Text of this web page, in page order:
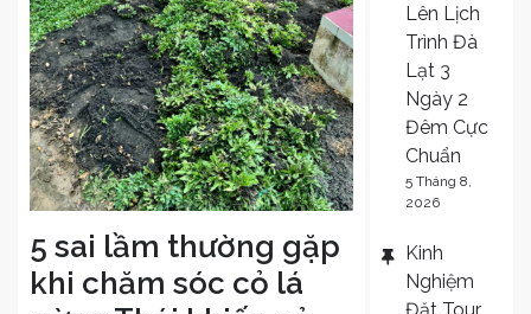
5 sai lầm thường gặp
khi chăm sóc cỏ lá
Lên Lịch
Trình Đà
Lạt 3
Ngày 2
Đêm Cực
Chuẩn
5 Tháng 8,
2026
Kinh
Nghiệm